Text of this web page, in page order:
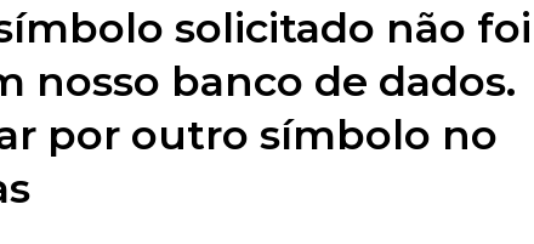
símbolo solicitado não foi
nosso banco de dados.
por outro símbolo no